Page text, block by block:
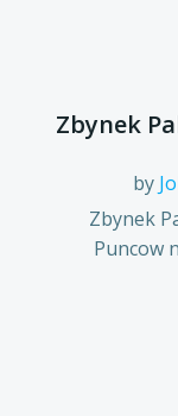
Zbynek
by
Zbynek
Puncow